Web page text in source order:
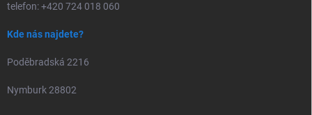
telefon: +420 724 018 060
Kde nás najdete?
Poděbradská 2216
Nymburk 28802